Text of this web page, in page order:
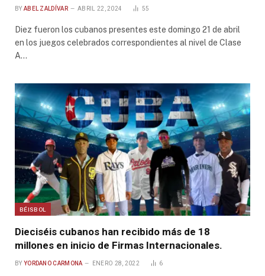
BY ABEL ZALDÍVAR ABRIL 22, 2024 55
Diez fueron los cubanos presentes este domingo 21 de abril
en los juegos celebrados correspondientes al nivel de Clase
A…
BÉISBOL
Dieciséis cubanos han recibido más de 18
millones en inicio de Firmas Internacionales.
BY YORDANO CARMONA ENERO 28, 2022 6